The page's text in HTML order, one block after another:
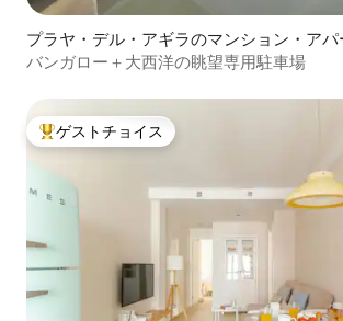
プラヤ・デル・アギラのマンション・アパ
バンガロー＋大西洋の眺望専用駐車場
大好評のゲストチョイスです。
ゲストチョイス